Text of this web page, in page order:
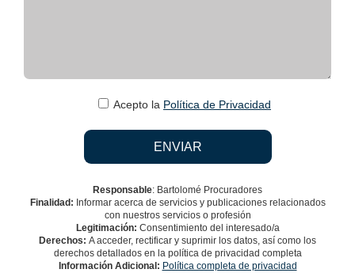
Acepto la Política de Privacidad
Responsable: Bartolomé Procuradores
Finalidad: Informar acerca de servicios y publicaciones relacionados
con nuestros servicios o profesión
Legitimación: Consentimiento del interesado/a
Derechos: A acceder, rectificar y suprimir los datos, así como los
derechos detallados en la política de privacidad completa
Información Adicional: Política completa de privacidad